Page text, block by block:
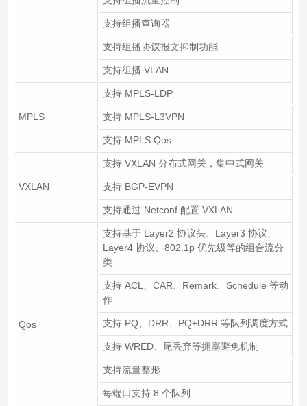
支持组播查询器
支持组播协议报文抑制功能
支持组播 VLAN
MPLS
支持 MPLS-LDP
支持 MPLS-L3VPN
支持 MPLS Qos
VXLAN
支持 VXLAN 分布式网关，集中式网关
支持 BGP-EVPN
支持通过 Netconf 配置 VXLAN
Qos
支持基于 Layer2 协议头、Layer3 协议、
Layer4 协议、802.1p 优先级等的组合流分
类
支持 ACL、CAR、Remark、Schedule 等动
作
支持 PQ、DRR、PQ+DRR 等队列调度方式
支持 WRED、尾丢弃等拥塞避免机制
支持流量整形
每端口支持 8 个队列